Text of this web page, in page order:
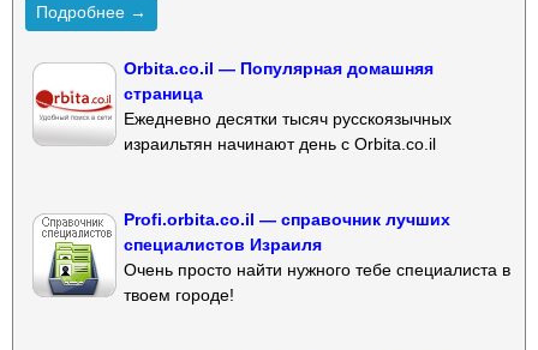
Подробнее →
Orbita.co.il — Популярная домашняя
страница
Ежедневно десятки тысяч русскоязычных
израильтян начинают день с Orbita.co.il
Profi.orbita.co.il — справочник лучших
специалистов Израиля
Очень просто найти нужного тебе специалиста в
твоем городе!